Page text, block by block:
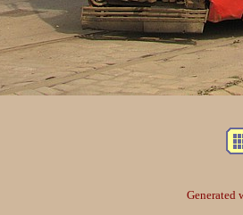
Generated